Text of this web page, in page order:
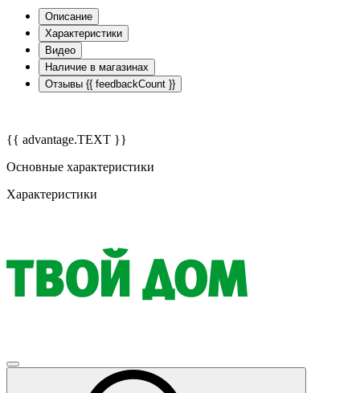
Описание
Характеристики
Видео
Наличие в магазинах
Отзывы {{ feedbackCount }}
{{ advantage.TEXT }}
Основные характеристики
Характеристики